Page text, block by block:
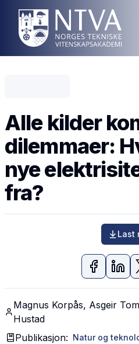
Alle kilder
dilemmaer:
nye
fra?
Last
Magnus Korpås, Asgeir
Hustad
Publikasjon: Natur og